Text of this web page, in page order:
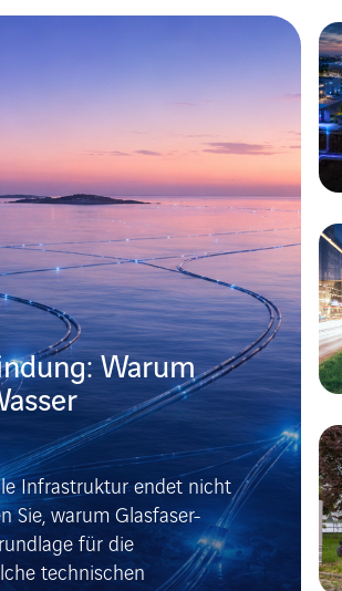
Warum
Infrastruktur endet nicht
Sie, warum Glasfaser-
für die
technischen